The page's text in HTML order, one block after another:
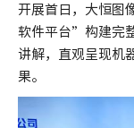
开展首日，大恒图
软件平台”构建完
讲解，直观呈现机
果。